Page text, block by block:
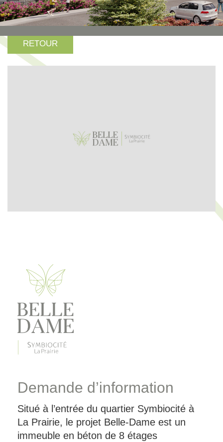
RETOUR
Demande d’information
Situé à l’entrée du quartier Symbiocité à
La Prairie, le projet Belle-Dame est un
immeuble en béton de 8 étages